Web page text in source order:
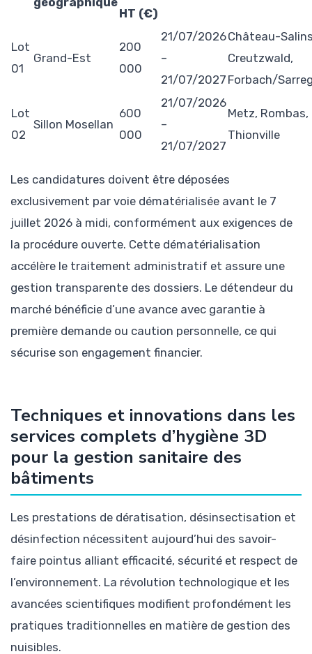
HT (€)
Lot
01
Grand-Est
200
000
21/07/2026
–
21/07/2027
Château-
Creutzwald,
Forbach/
Lot
02
Sillon Mosellan
600
000
21/07/2026
–
21/07/2027
Metz, Rombas,
Thionville
Les candidatures doivent être déposées
exclusivement par voie dématérialisée avant le 7
juillet 2026 à midi, conformément aux exigences de
la procédure ouverte. Cette dématérialisation
accélère le traitement administratif et assure une
gestion transparente des dossiers. Le détendeur du
marché bénéficie d’une avance avec garantie à
première demande ou caution personnelle, ce qui
sécurise son engagement financier.
Techniques et innovations dans les
services complets d’hygiène 3D
pour la gestion sanitaire des
bâtiments
Les prestations de dératisation, désinsectisation et
désinfection nécessitent aujourd’hui des savoir-
faire pointus alliant efficacité, sécurité et respect de
l’environnement. La révolution technologique et les
avancées scientifiques modifient profondément les
pratiques traditionnelles en matière de gestion des
nuisibles.